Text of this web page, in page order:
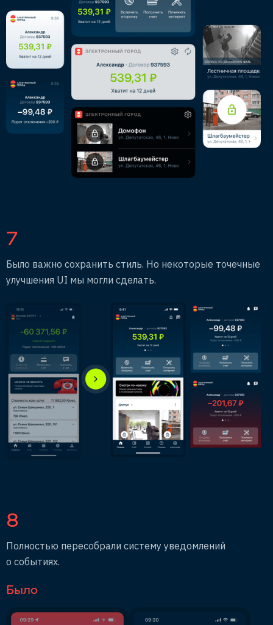
7
Было важно сохранить стиль. Но некоторые точечные
улучшения UI мы могли сделать.
8
Полностью пересобрали систему уведомлений
о событиях.
Было